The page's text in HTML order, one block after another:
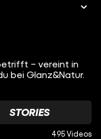
– vereint in
bei Glanz&Natur.
STORIES
495 Videos